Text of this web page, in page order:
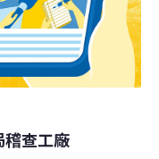
輔助食品訂定
料米的鎘限量
稽查工廠